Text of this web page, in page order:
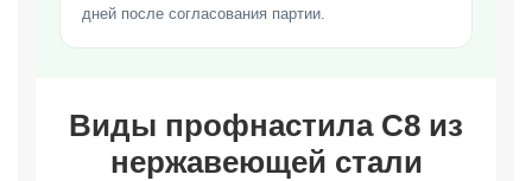
дней после согласования партии.
Виды профнастила С8 из
нержавеющей стали